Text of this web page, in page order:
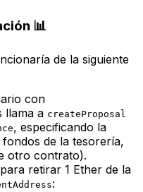
📊
de la siguiente
con
llama a createProposal
, especificando la
de la tesorería,
otro contrato).
para retirar 1 Ether de la
: